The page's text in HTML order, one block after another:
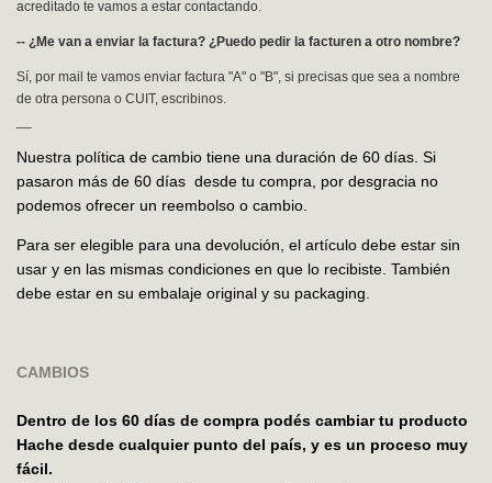
acreditado te vamos a estar contactando.
-- ¿Me van a enviar la factura? ¿Puedo pedir la facturen a otro nombre?
Sí, por mail te vamos enviar factura "A" o "B", si precisas que sea a nombre
de otra persona o CUIT, escribinos.
Nuestra política de cambio tiene una duración de 60 días. Si
pasaron más de 60 días desde tu compra, por desgracia no
podemos ofrecer un reembolso o cambio.
Para ser elegible para una devolución, el artículo debe estar sin
usar y en las mismas condiciones en que lo recibiste. También
debe estar en su embalaje original y su packaging.
CAMBIOS
Dentro de los 60 días de compra podés cambiar tu producto
Hache desde cualquier punto del país, y es un proceso muy
fácil.